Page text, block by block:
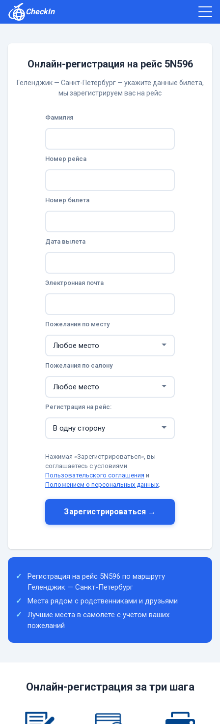
CheckIn
Онлайн-регистрация на рейс 5N596
Геленджик — Санкт-Петербург — укажите данные билета,
мы зарегистрируем вас на рейс
Фамилия
Номер рейса
Номер билета
Дата вылета
Электронная почта
Пожелания по месту
Пожелания по салону
Регистрация на рейс:
Нажимая «Зарегистрироваться», вы
соглашаетесь с условиями
Пользовательского соглашения и
Положением о персональных данных.
Зарегистрироваться →
Регистрация на рейс 5N596 по маршруту
Геленджик — Санкт-Петербург
Места рядом с родственниками и друзьями
Лучшие места в самолёте с учётом ваших
пожеланий
Онлайн-регистрация за три шага